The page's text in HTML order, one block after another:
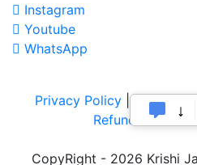
Instagram
Youtube
WhatsApp
Privacy Policy |Terms of
Refund &
CopyRight - 2026 Krishi